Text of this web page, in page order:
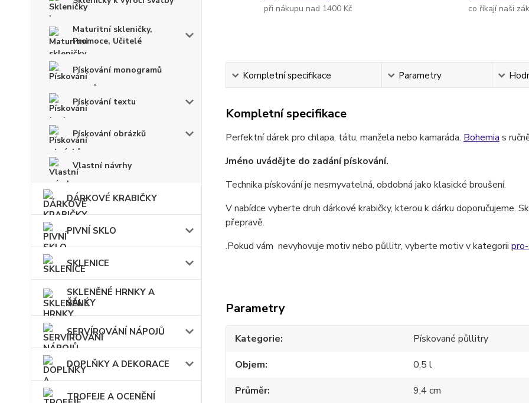
Maturitní skleničky,
Promoce, Učitelé
Pískování monogramů
Pískování textu
Pískování obrázků
Vlastní návrhy
DÁRKOVÉ KRABIČKY
PIVNÍ SKLO
SKLENICE
SKLENĚNÉ HRNKY A
ŠÁLKY
SERVÍROVÁNÍ NÁPOJŮ
DOPLŇKY A DEKORACE
TROFEJE A OCENĚNÍ
při nákupu nad 1400 Kč
co říkají naši
Kompletní specifikace Parametry
Kompletní specifikace
Perfektní dárek pro chlapa, tátu, manžela nebo kamaráda. Bohemia s
Jméno uvádějte do zadání pískování.
Technika pískování je nesmyvatelná, obdobná jako klasické broušení.
V nabídce vyberte druh dárkové krabičky, kterou k dárku doporučujeme.
přepravě.
.Pokud vám nevyhovuje motiv nebo půllitr, vyberte motiv v kategorii
Parametry
Kategorie
Pískované půllitry
Objem
0,5 l
Průměr
9,4 cm